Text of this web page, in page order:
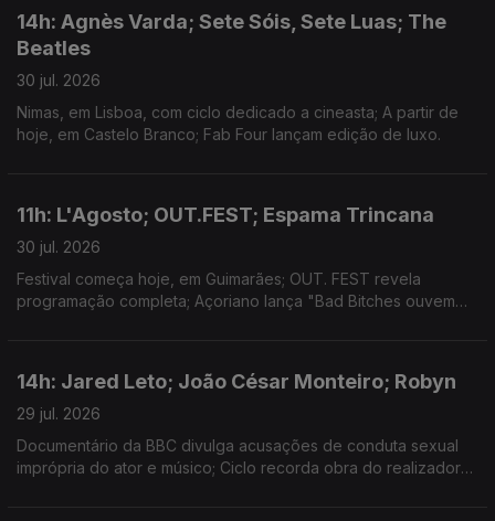
14h: Agnès Varda; Sete Sóis, Sete Luas; The
Beatles
30 jul. 2026
Nimas, em Lisboa, com ciclo dedicado a cineasta; A partir de
hoje, em Castelo Branco; Fab Four lançam edição de luxo.
11h: L'Agosto; OUT.FEST; Espama Trincana
30 jul. 2026
Festival começa hoje, em Guimarães; OUT. FEST revela
programação completa; Açoriano lança "Bad Bitches ouvem
14h: Jared Leto; João César Monteiro; Robyn
29 jul. 2026
Documentário da BBC divulga acusações de conduta sexual
imprópria do ator e músico; Ciclo recorda obra do realizador